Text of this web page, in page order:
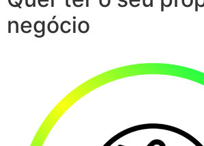
negócio